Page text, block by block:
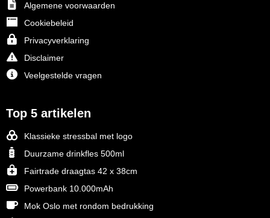
Algemene voorwaarden
Cookiebeleid
Privacyverklaring
Disclaimer
Veelgestelde vragen
Top 5 artikelen
Klassieke stressbal met logo
Duurzame drinkfles 500ml
Fairtrade draagtas 42 x 38cm
Powerbank 10.000mAh
Mok Oslo met rondom bedrukking